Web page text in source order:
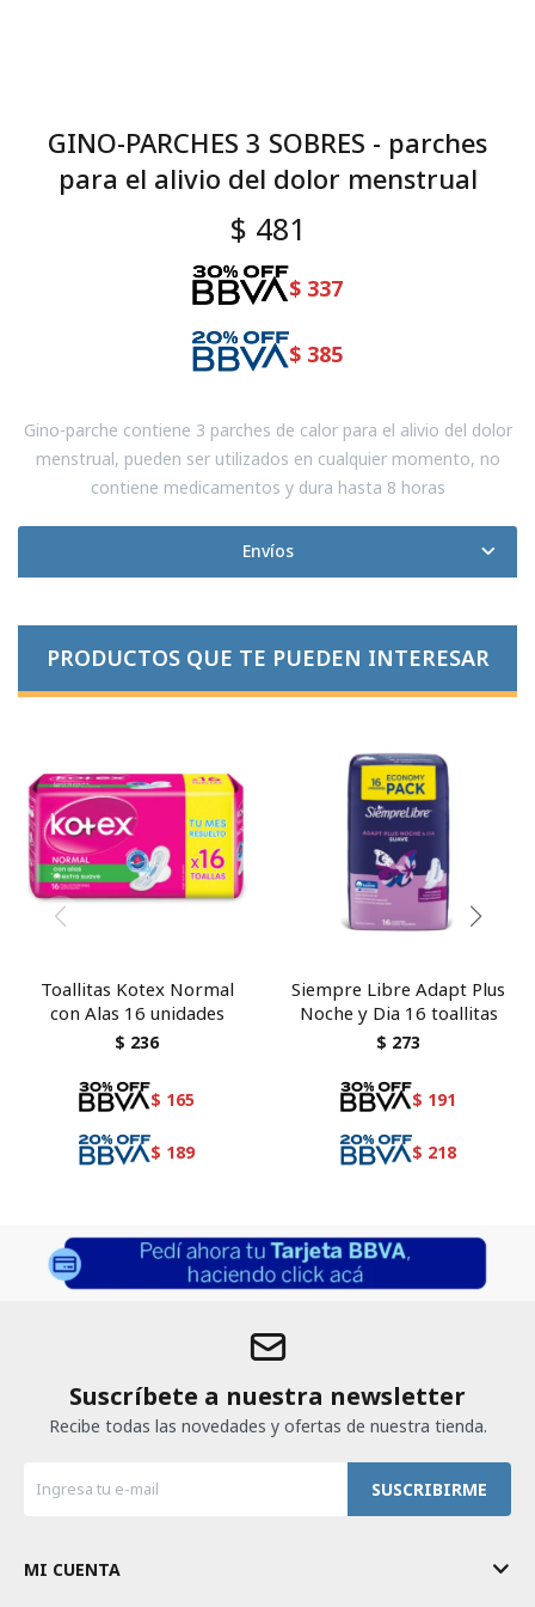
GINO-PARCHES 3 SOBRES - parches
para el alivio del dolor menstrual
$ 481
$ 337
$ 385
Gino-parche contiene 3 parches de calor para el alivio del dolor
menstrual, pueden ser utilizados en cualquier momento, no
contiene medicamentos y dura hasta 8 horas
Envíos
PRODUCTOS QUE TE PUEDEN INTERESAR
Toallitas Kotex Normal
con Alas 16 unidades
$ 236
$ 165
$ 189
Siempre Libre Adapt Plus
Noche y Dia 16 toallitas
$ 273
$ 191
$ 218
Suscríbete a nuestra newsletter
Recibe todas las novedades y ofertas de nuestra tienda.
SUSCRIBIRME
MI CUENTA